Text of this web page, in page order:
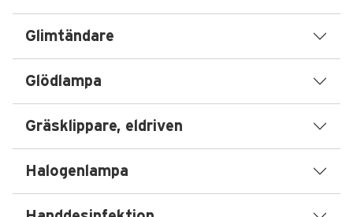
Glimtändare
Glödlampa
Gräsklippare, eldriven
Halogenlampa